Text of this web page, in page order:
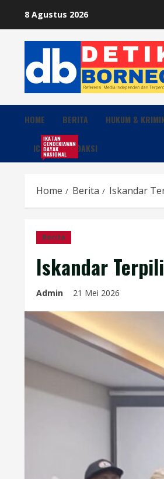
content
8 Agustus 2026
HOME BERITA HUKUM &
ICDN
IKATAN
CENDEKIAWAN
DAYAK
NASIONALREDAKSI
Home Berita Iskandar
Berita
Iskandar
Admin 21 Mei 2026